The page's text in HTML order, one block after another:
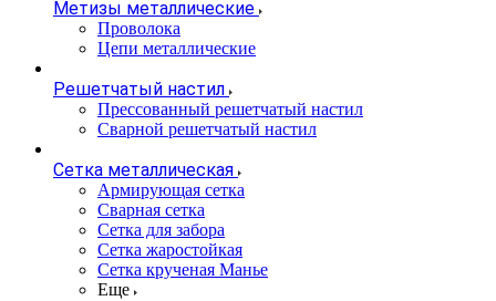
Метизы металлические
Проволока
Цепи металлические
Решетчатый настил
Прессованный решетчатый настил
Сварной решетчатый настил
Сетка металлическая
Армирующая сетка
Сварная сетка
Сетка для забора
Сетка жаростойкая
Сетка крученая Манье
Еще